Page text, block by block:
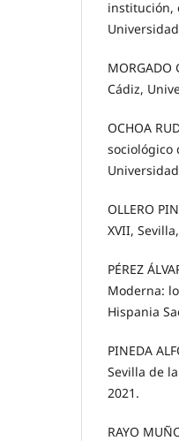
institución,
Cádiz,
OCHOA
sociológico
OLLERO
XVII,
PÉREZ
Moderna:
Hispania
PINEDA
Sevilla de
2021.
RAYO